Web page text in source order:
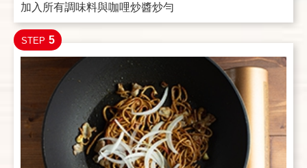
加入所有調味料與咖哩炒醬炒勻
STEP 5